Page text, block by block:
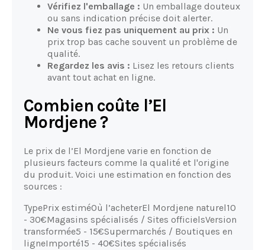
Vérifiez l'emballage : Un emballage douteux
ou sans indication précise doit alerter.
Ne vous fiez pas uniquement au prix : Un
prix trop bas cache souvent un problème de
qualité.
Regardez les avis : Lisez les retours clients
avant tout achat en ligne.
Combien coûte l’El
Mordjene ?
Le prix de l’El Mordjene varie en fonction de
plusieurs facteurs comme la qualité et l'origine
du produit. Voici une estimation en fonction des
sources :
TypePrix estiméOù l’acheterEl Mordjene naturel10
- 30€Magasins spécialisés / Sites officielsVersion
transformée5 - 15€Supermarchés / Boutiques en
ligneImporté15 - 40€Sites spécialisés